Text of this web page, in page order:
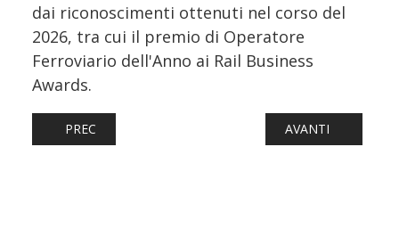
dai riconoscimenti ottenuti nel corso del
2026, tra cui il premio di Operatore
Ferroviario dell'Anno ai Rail Business
Awards.
ARTICOLO PRECEDENTE: FFS PRESENTA LA NUOVA RE
PREC ARTICOLO
AVANTI